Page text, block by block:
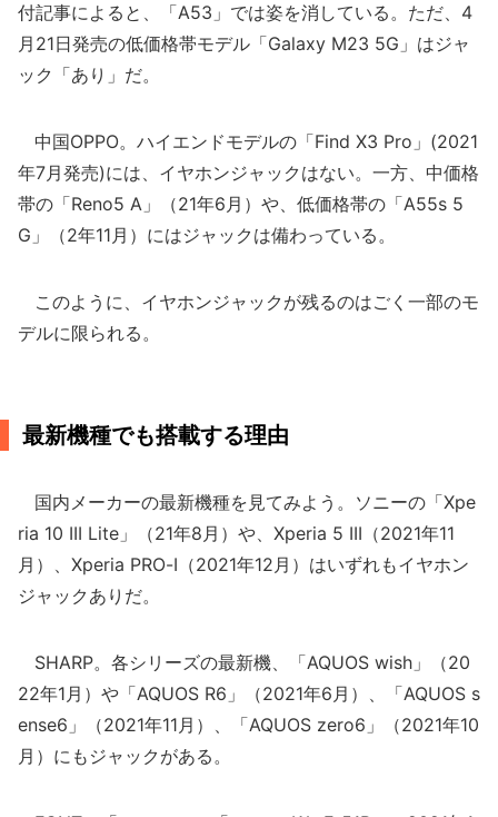
付記事によると、「A53」では姿を消している。ただ、4
月21日発売の低価格帯モデル「Galaxy M23 5G」はジャ
ック「あり」だ。
中国OPPO。ハイエンドモデルの「Find X3 Pro」(2021
年7月発売)には、イヤホンジャックはない。一方、中価格
帯の「Reno5 A」（21年6月）や、低価格帯の「A55s 5
G」（2年11月）にはジャックは備わっている。
このように、イヤホンジャックが残るのはごく一部のモ
デルに限られる。
最新機種でも搭載する理由
国内メーカーの最新機種を見てみよう。ソニーの「Xpe
ria 10 III Lite」（21年8月）や、Xperia 5 III（2021年11
月）、Xperia PRO-I（2021年12月）はいずれもイヤホン
ジャックありだ。
SHARP。各シリーズの最新機、「AQUOS wish」（20
22年1月）や「AQUOS R6」（2021年6月）、「AQUOS s
ense6」（2021年11月）、「AQUOS zero6」（2021年10
月）にもジャックがある。